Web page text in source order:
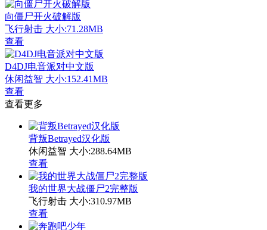
向僵尸开火破解版
飞行射击 大小:71.28MB
查看
D4DJ电音派对中文版
休闲益智 大小:152.41MB
查看
查看更多
背叛Betrayed汉化版
休闲益智 大小:288.64MB
查看
我的世界大战僵尸2完整版
飞行射击 大小:310.97MB
查看